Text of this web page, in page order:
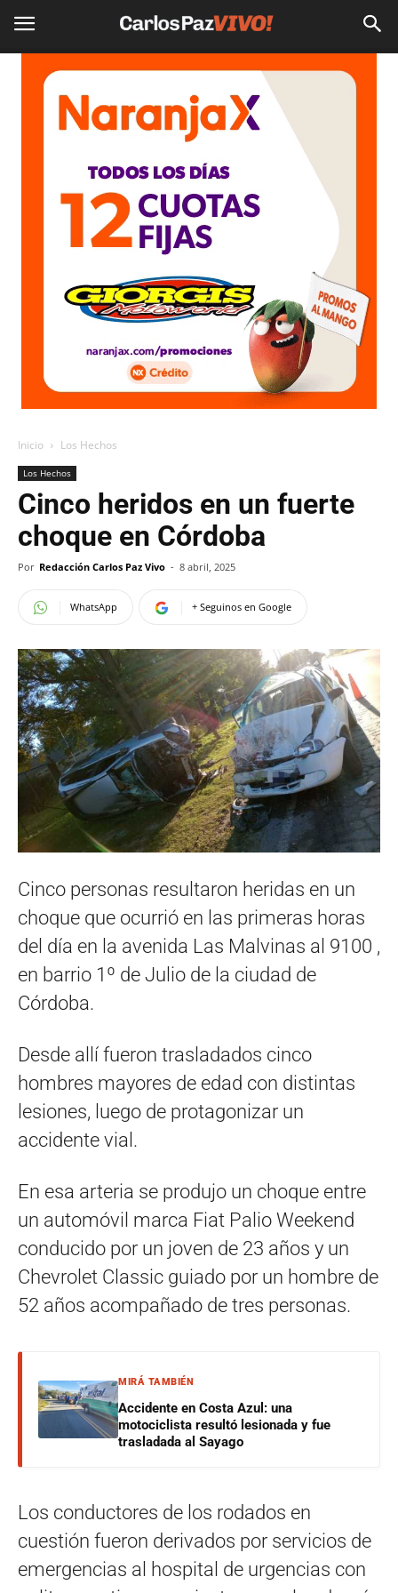
Inicio Los Hechos
Los Hechos
Cinco heridos en un fuerte
choque en Córdoba
Por Redacción Carlos Paz Vivo - 8 abril, 2025
WhatsApp + Seguinos en Google
Cinco personas resultaron heridas en un
choque que ocurrió en las primeras horas
del día en la avenida Las Malvinas al 9100 ,
en barrio 1º de Julio de la ciudad de
Córdoba.
Desde allí fueron trasladados cinco
hombres mayores de edad con distintas
lesiones, luego de protagonizar un
accidente vial.
En esa arteria se produjo un choque entre
un automóvil marca Fiat Palio Weekend
conducido por un joven de 23 años y un
Chevrolet Classic guiado por un hombre de
52 años acompañado de tres personas.
MIRÁ TAMBIÉN
Accidente en Costa Azul: una
motociclista resultó lesionada y fue
trasladada al Sayago
Los conductores de los rodados en
cuestión fueron derivados por servicios de
emergencias al hospital de urgencias con